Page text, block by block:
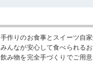
手作りのお食事とスイーツ自家
みんなが安心して食べられる
飲み物を完全手づくりでご用意